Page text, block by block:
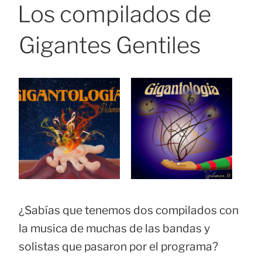
Los compilados de
Gigantes Gentiles
¿Sabías que tenemos dos compilados con
la musica de muchas de las bandas y
solistas que pasaron por el programa?